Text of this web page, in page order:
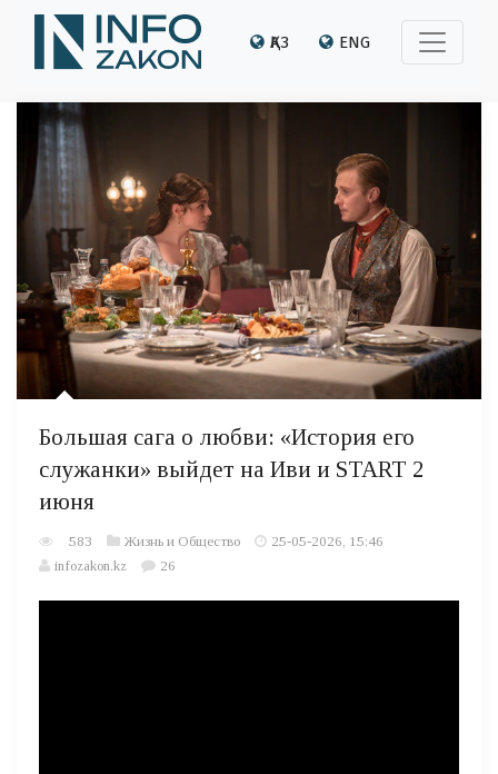
ҚАЗ ENG
Большая сага о любви: «История его
служанки» выйдет на Иви и START 2
июня
583 Жизнь и Общество
25-05-2026, 15:46
infozakon.kz
26